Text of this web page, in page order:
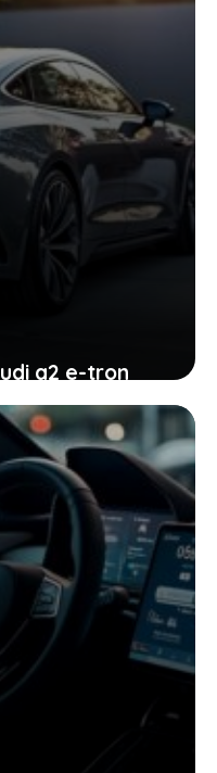
a2 e-tron
passer à